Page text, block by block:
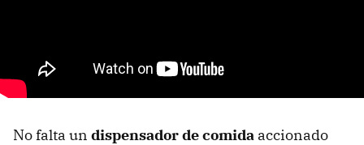
No falta un dispensador de comida accionado